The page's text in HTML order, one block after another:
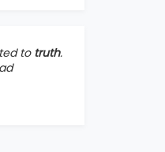
to truth.